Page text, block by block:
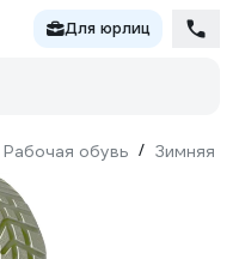
Для юрлиц
Рабочая обувь / Зимняя